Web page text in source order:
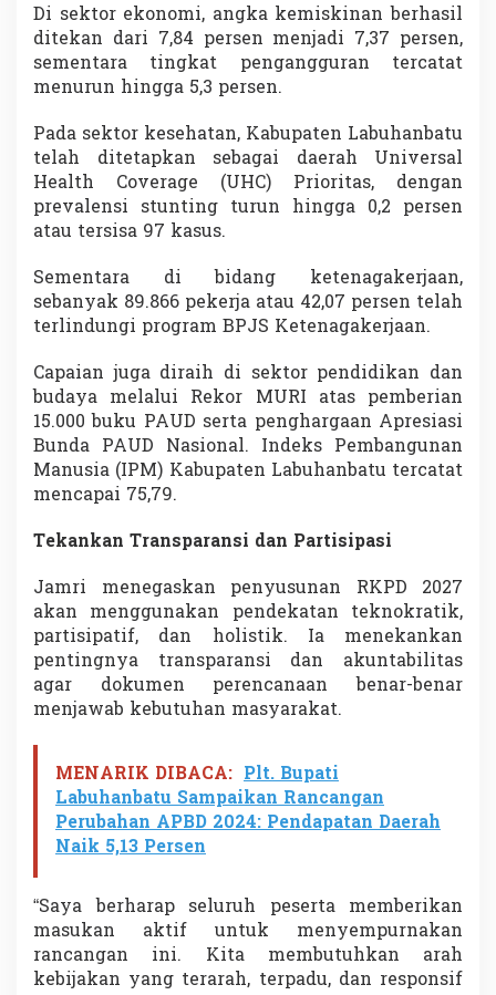
Di sektor ekonomi, angka kemiskinan berhasil
ditekan dari 7,84 persen menjadi 7,37 persen,
sementara tingkat pengangguran tercatat
menurun hingga 5,3 persen.
Pada sektor kesehatan, Kabupaten Labuhanbatu
telah ditetapkan sebagai daerah Universal
Health Coverage (UHC) Prioritas, dengan
prevalensi stunting turun hingga 0,2 persen
atau tersisa 97 kasus.
Sementara di bidang ketenagakerjaan,
sebanyak 89.866 pekerja atau 42,07 persen telah
terlindungi program BPJS Ketenagakerjaan.
Capaian juga diraih di sektor pendidikan dan
budaya melalui Rekor MURI atas pemberian
15.000 buku PAUD serta penghargaan Apresiasi
Bunda PAUD Nasional. Indeks Pembangunan
Manusia (IPM) Kabupaten Labuhanbatu tercatat
mencapai 75,79.
Tekankan Transparansi dan Partisipasi
Jamri menegaskan penyusunan RKPD 2027
akan menggunakan pendekatan teknokratik,
partisipatif, dan holistik. Ia menekankan
pentingnya transparansi dan akuntabilitas
agar dokumen perencanaan benar-benar
menjawab kebutuhan masyarakat.
MENARIK DIBACA: Plt. Bupati
Labuhanbatu Sampaikan Rancangan
Perubahan APBD 2024: Pendapatan Daerah
Naik 5,13 Persen
“Saya berharap seluruh peserta memberikan
masukan aktif untuk menyempurnakan
rancangan ini. Kita membutuhkan arah
kebijakan yang terarah, terpadu, dan responsif